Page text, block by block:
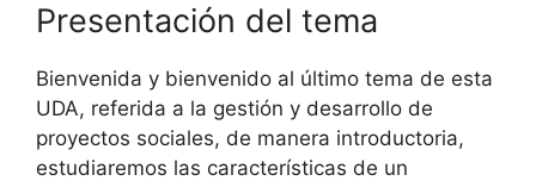
Presentación del tema
Bienvenida y bienvenido al último tema de esta
UDA, referida a la gestión y desarrollo de
proyectos sociales, de manera introductoria,
estudiaremos las características de un